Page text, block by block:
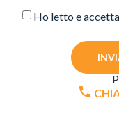
Ho letto e